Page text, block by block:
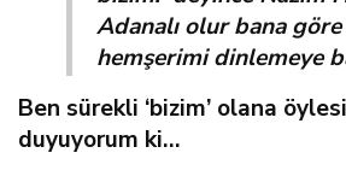
Adanalı olur bana
hemşerimi dinlemeye
Ben sürekli ‘bizim’ olana
duyuyorum ki…